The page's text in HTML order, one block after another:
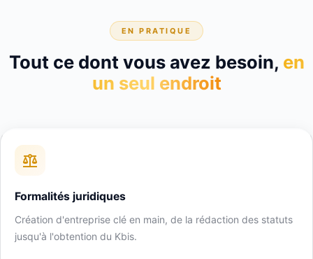
EN PRATIQUE
Tout ce dont vous avez besoin, en
un seul endroit
Formalités juridiques
Création d'entreprise clé en main, de la rédaction des statuts
jusqu'à l'obtention du Kbis.